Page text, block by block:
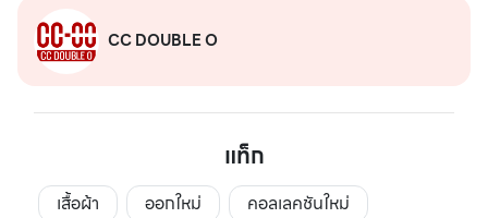
CC DOUBLE O
แท็ก
เสื้อผ้า ออกใหม่
คอลเลคชันใหม่